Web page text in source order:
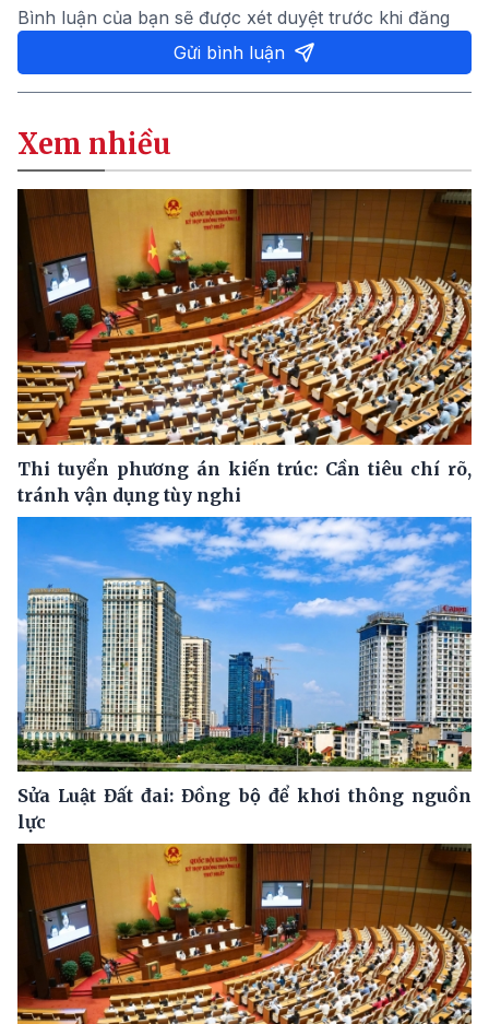
Bình luận của bạn sẽ được xét duyệt trước khi đăng
Gửi bình luận
Xem nhiều
Thi tuyển phương án kiến trúc: Cần tiêu chí rõ,
tránh vận dụng tùy nghi
Sửa Luật Đất đai: Đồng bộ để khơi thông nguồn
lực